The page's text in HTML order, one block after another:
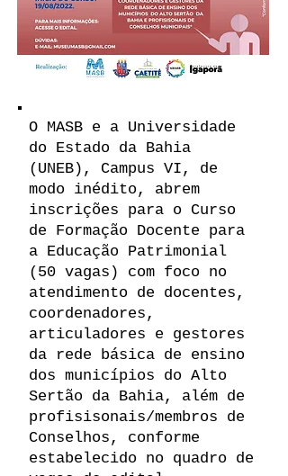
O MASB e a Universidade
do Estado da Bahia
(UNEB), Campus VI, de
modo inédito, abrem
inscrições para o Curso
de Formação Docente para
a Educação Patrimonial
(50 vagas) com foco no
atendimento de docentes,
coordenadores,
articuladores e gestores
da rede básica de ensino
dos municípios do Alto
Sertão da Bahia, além de
profisisonais/membros de
Conselhos, conforme
estabelecido no quadro de